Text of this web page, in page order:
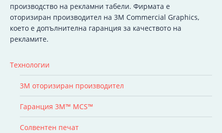
производство на рекламни табели. Фирмата е
оторизиран производител на 3M Commercial Graphics,
което е допълнителна гаранция за качеството на
рекламите.
Технологии
3M оторизиран производител
Гаранция 3M™ MCS™
Солвентен печат